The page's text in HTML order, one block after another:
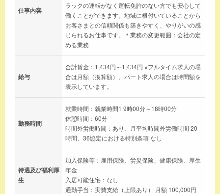
仕事内容
ラックの運転がなく運転免許のない方でも安心して
働くことができます。地域に根付いていることから
お客さまとの信頼関係も築きやすく、やりがいの感
じられるお仕事です。＊業務の変更範囲：会社の定
める業務
給与
合計賃金：1,434円～1,434円 ※フルタイム求人の場
合は月額（換算額）、パート求人の場合は時間額を
表示しています。
勤務時間
就業時間：就業時間1 9時00分～18時00分
休憩時間：60分
時間外労働時間：あり、月平均時間外労働時間 20
時間、36協定における特別条項 なし
待遇及び福利厚
生
加入保険等：雇用保険、労災保険、健康保険、厚生
年金
入居可能住宅：なし
通勤手当：実費支給（上限あり） 月額 100,000円